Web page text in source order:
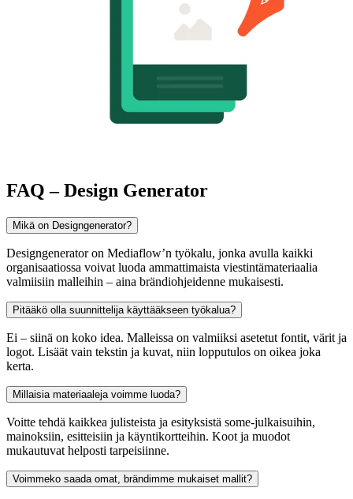
FAQ – Design Generator
Mikä on Designgenerator?
Designgenerator on Mediaflow’n työkalu, jonka avulla kaikki
organisaatiossa voivat luoda ammattimaista viestintämateriaalia
valmiisiin malleihin – aina brändiohjeidenne mukaisesti.
Pitääkö olla suunnittelija käyttääkseen työkalua?
Ei – siinä on koko idea. Mal­leissa on valmiiksi asetetut fontit, värit ja
logot. Lisäät vain tekstin ja kuvat, niin lopputulos on oikea joka
kerta.
Millaisia materiaaleja voimme luoda?
Voitte tehdä kaikkea julisteista ja esityksistä some-julkaisuihin,
mainoksiin, esitteisiin ja käyntikortteihin. Koot ja muodot
mukautuvat helposti tarpeisiinne.
Voimmeko saada omat, brändimme mukaiset mallit?